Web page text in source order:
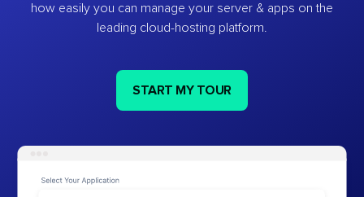
how easily you can manage your server & apps on the
leading cloud-hosting platform.
START MY TOUR